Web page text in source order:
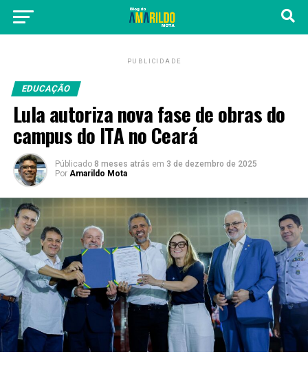
PUBLICIDADE
EDUCAÇÃO
Lula autoriza nova fase de obras do
campus do ITA no Ceará
Públicado 8 meses atrás em 3 de dezembro de 2025
Por Amarildo Mota